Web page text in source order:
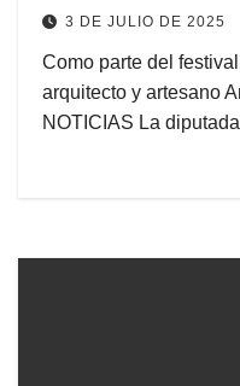
3 DE JULIO DE 2025
Como parte del
arquitecto y artesano
NOTICIAS La